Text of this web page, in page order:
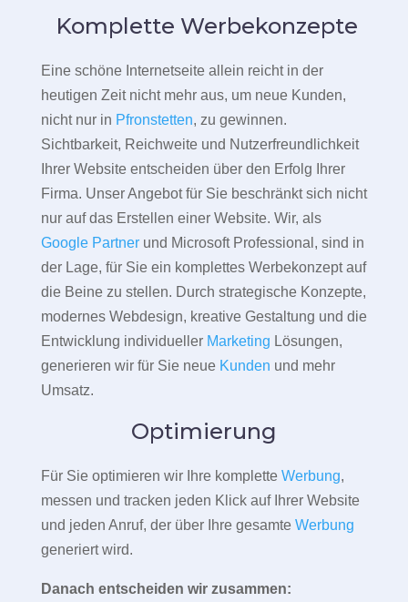
Komplette Werbekonzepte
Eine schöne Internetseite allein reicht in der
heutigen Zeit nicht mehr aus, um neue Kunden,
nicht nur in Pfronstetten, zu gewinnen.
Sichtbarkeit, Reichweite und Nutzerfreundlichkeit
Ihrer Website entscheiden über den Erfolg Ihrer
Firma. Unser Angebot für Sie beschränkt sich nicht
nur auf das Erstellen einer Website. Wir, als
Google Partnerund Microsoft Professional, sind in
der Lage, für Sie ein komplettes Werbekonzept auf
die Beine zu stellen. Durch strategische Konzepte,
modernes Webdesign, kreative Gestaltung und die
Entwicklung individueller Marketing Lösungen,
generieren wir für Sie neue Kunden und mehr
Umsatz.
Optimierung
Für Sie optimieren wir Ihre komplette Werbung,
messen und tracken jeden Klick auf Ihrer Website
und jeden Anruf, der über Ihre gesamte Werbung
generiert wird.
Danach entscheiden wir zusammen: